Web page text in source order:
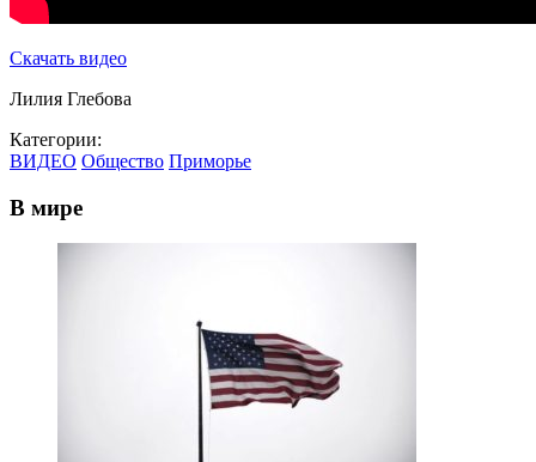
Скачать видео
Лилия Глебова
Категории:
ВИДЕО Общество Приморье
В мире